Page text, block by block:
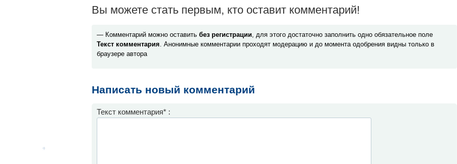
Вы можете стать первым, кто оставит комментарий!
— Комментарий можно оставить без регистрации, для этого достаточно заполнить одно обязательное поле
Текст комментария. Анонимные комментарии проходят модерацию и до момента одобрения видны только в
браузере автора
Написать новый комментарий
Текст комментария* :